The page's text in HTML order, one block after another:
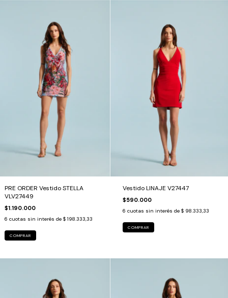
PRE ORDER Vestido STELLA
VLV27449
$1.190.000
6 cuotas sin interés de $ 198.333,33
COMPRAR
Vestido LINAJE V27447
$590.000
6 cuotas sin interés de $ 98.333,33
COMPRAR